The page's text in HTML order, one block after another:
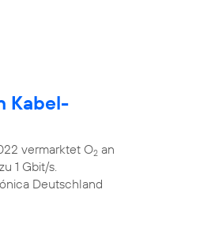
Kabel-
vermarktet O2 an
1 Gbit/s.
Deutschland